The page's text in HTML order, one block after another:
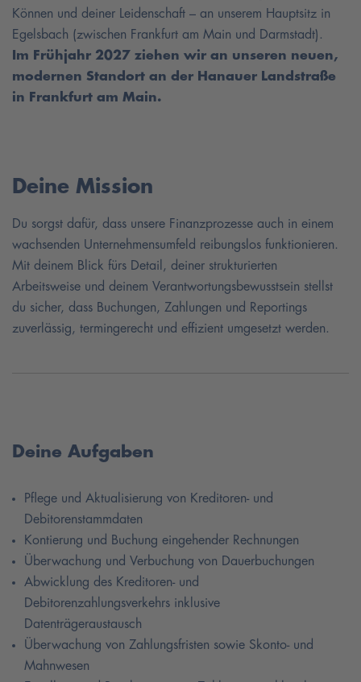
Können und deiner Leidenschaft – an unserem Hauptsitz in
Egelsbach (zwischen Frankfurt am Main und Darmstadt).
Im Frühjahr 2027 ziehen wir an unseren neuen,
modernen Standort an der Hanauer Landstraße
in Frankfurt am Main.
Deine Mission
Du sorgst dafür, dass unsere Finanzprozesse auch in einem
wachsenden Unternehmensumfeld reibungslos funktionieren.
Mit deinem Blick fürs Detail, deiner strukturierten
Arbeitsweise und deinem Verantwortungsbewusstsein stellst
du sicher, dass Buchungen, Zahlungen und Reportings
zuverlässig, termingerecht und effizient umgesetzt werden.
Deine Aufgaben
Pflege und Aktualisierung von Kreditoren- und
Debitorenstammdaten
Kontierung und Buchung eingehender Rechnungen
Überwachung und Verbuchung von Dauerbuchungen
Abwicklung des Kreditoren- und
Debitorenzahlungsverkehrs inklusive
Datenträgeraustausch
Überwachung von Zahlungsfristen sowie Skonto- und
Mahnwesen